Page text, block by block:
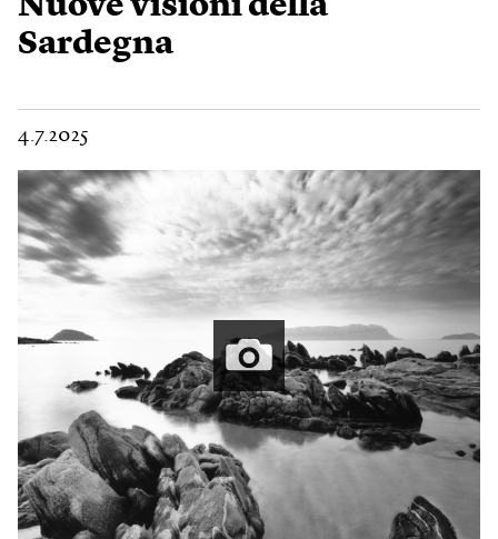
Nuove visioni della
Sardegna
4.7.2025